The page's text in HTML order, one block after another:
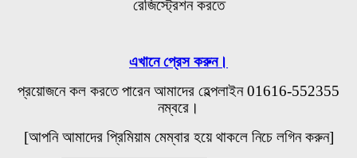
রেজিস্ট্রেশন করতে
এখানে প্রেস করুন।
প্রয়োজনে কল করতে পারেন আমাদের হেল্পলাইন 01616-552355
নম্বরে।
[আপনি আমাদের প্রিমিয়াম মেম্বার হয়ে থাকলে নিচে লগিন করুন]